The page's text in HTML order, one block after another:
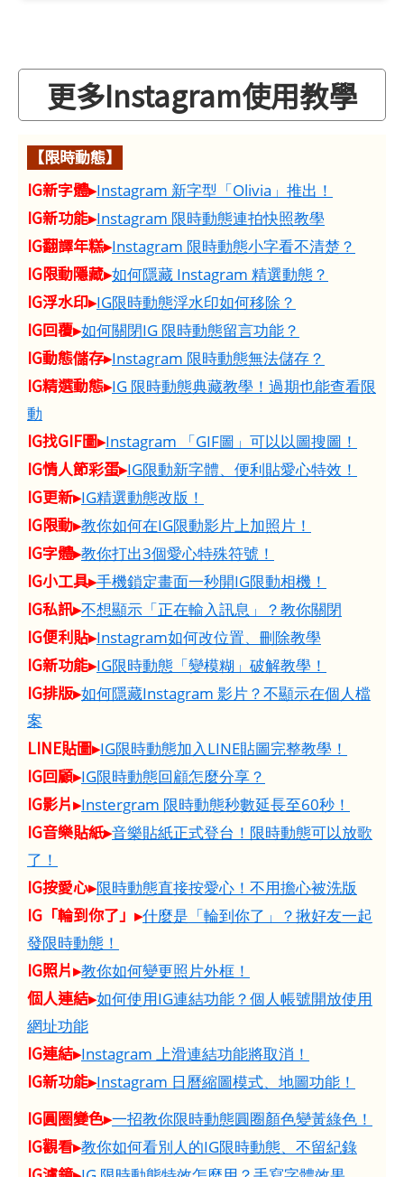
更多Instagram使用教學
【限時動態】
IG新字體▸Instagram 新字型「Olivia」推出！
IG新功能▸Instagram 限時動態連拍快照教學
IG翻譯年糕▸Instagram 限時動態小字看不清楚？
IG限動隱藏▸如何隱藏 Instagram 精選動態？
IG浮水印▸IG限時動態浮水印如何移除？
IG回覆▸如何關閉IG 限時動態留言功能？
IG動態儲存▸Instagram 限時動態無法儲存？
IG精選動態▸IG 限時動態典藏教學！過期也能查看限
動
IG找GIF圖▸Instagram 「GIF圖」可以以圖搜圖！
IG情人節彩蛋▸IG限動新字體、便利貼愛心特效！
IG更新▸IG精選動態改版！
IG限動▸教你如何在IG限動影片上加照片！
IG字體▸教你打出3個愛心特殊符號！
IG小工具▸手機鎖定畫面一秒開IG限動相機！
IG私訊▸不想顯示「正在輸入訊息」？教你關閉
IG便利貼▸Instagram如何改位置、刪除教學
IG新功能▸IG限時動態「變模糊」破解教學！
IG排版▸如何隱藏Instagram 影片？不顯示在個人檔
案
LINE貼圖▸IG限時動態加入LINE貼圖完整教學！
IG回顧▸IG限時動態回顧怎麼分享？
IG影片▸Instergram 限時動態秒數延長至60秒！
IG音樂貼紙▸音樂貼紙正式登台！限時動態可以放歌
了！
IG按愛心▸限時動態直接按愛心！不用擔心被洗版
IG「輪到你了」▸什麼是「輪到你了」？揪好友一起
發限時動態！
IG照片▸教你如何變更照片外框！
個人連結▸如何使用IG連結功能？個人帳號開放使用
網址功能
IG連結▸Instagram 上滑連結功能將取消！
IG新功能▸Instagram 日曆縮圖模式、地圖功能！
IG圓圈變色▸一招教你限時動態圓圈顏色變黃綠色！
IG觀看▸教你如何看別人的IG限時動態、不留紀錄